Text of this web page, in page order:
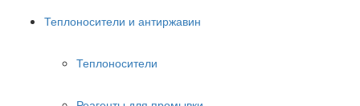
Теплоносители и антиржавин
Теплоносители